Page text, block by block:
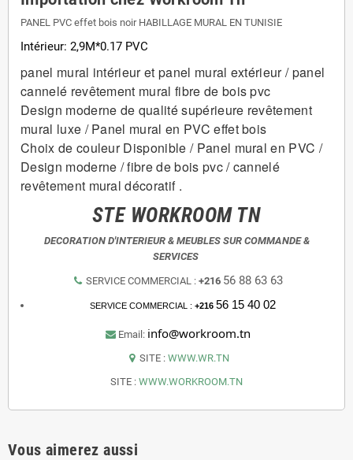
PANEL PVC effet bois noir HABILLAGE MURAL EN TUNISIE
Intérieur: 2,9M*0.17 PVC
panel mural intérieur et panel mural extérieur / panel
cannelé revêtement mural fibre de bois pvc
Design moderne de qualité supérieure revêtement
mural luxe / Panel mural en PVC effet bois
Choix de couleur Disponible / Panel mural en PVC /
Design moderne / fibre de bois pvc / cannelé
revêtement mural décoratif .
STE WORKROOM TN
DECORATION D'INTERIEUR & MEUBLES SUR COMMANDE &
SERVICES
SERVICE COMMERCIAL : +216 56 88 63 63
SERVICE COMMERCIAL : +216 56 15 40 02
Email: info@workroom.tn
SITE : WWW.WR.TN
SITE : WWW.WORKROOM.TN
Vous aimerez aussi